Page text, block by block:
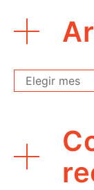
Archivo